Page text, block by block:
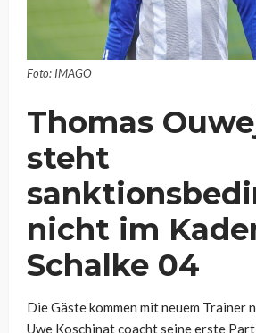
Foto: IMAGO
Thomas
steht
nicht im
Schalke 04
Die Gäste kommen mit neuem Trainer
Uwe Koschinat coacht seine erste